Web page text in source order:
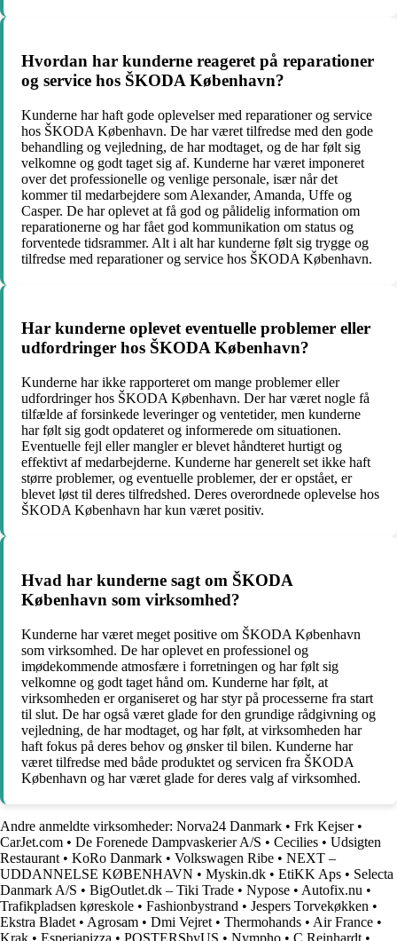
Hvordan har kunderne reageret på reparationer
og service hos ŠKODA København?
Kunderne har haft gode oplevelser med reparationer og service
hos ŠKODA København. De har været tilfredse med den gode
behandling og vejledning, de har modtaget, og de har følt sig
velkomne og godt taget sig af. Kunderne har været imponeret
over det professionelle og venlige personale, især når det
kommer til medarbejdere som Alexander, Amanda, Uffe og
Casper. De har oplevet at få god og pålidelig information om
reparationerne og har fået god kommunikation om status og
forventede tidsrammer. Alt i alt har kunderne følt sig trygge og
tilfredse med reparationer og service hos ŠKODA København.
Har kunderne oplevet eventuelle problemer eller
udfordringer hos ŠKODA København?
Kunderne har ikke rapporteret om mange problemer eller
udfordringer hos ŠKODA København. Der har været nogle få
tilfælde af forsinkede leveringer og ventetider, men kunderne
har følt sig godt opdateret og informerede om situationen.
Eventuelle fejl eller mangler er blevet håndteret hurtigt og
effektivt af medarbejderne. Kunderne har generelt set ikke haft
større problemer, og eventuelle problemer, der er opstået, er
blevet løst til deres tilfredshed. Deres overordnede oplevelse hos
ŠKODA København har kun været positiv.
Hvad har kunderne sagt om ŠKODA
København som virksomhed?
Kunderne har været meget positive om ŠKODA København
som virksomhed. De har oplevet en professionel og
imødekommende atmosfære i forretningen og har følt sig
velkomne og godt taget hånd om. Kunderne har følt, at
virksomheden er organiseret og har styr på processerne fra start
til slut. De har også været glade for den grundige rådgivning og
vejledning, de har modtaget, og har følt, at virksomheden har
haft fokus på deres behov og ønsker til bilen. Kunderne har
været tilfredse med både produktet og servicen fra ŠKODA
København og har været glade for deres valg af virksomhed.
Andre anmeldte virksomheder: Norva24 Danmark • Frk Kejser•
CarJet.com • De Forenede Dampvaskerier A/S • Cecilies • Udsigten
Restaurant • KoRo Danmark • Volkswagen Ribe • NEXT –
UDDANNELSE KØBENHAVN • Myskin.dk • EtiKK Aps • Selecta
Danmark A/S • BigOutlet.dk – Tiki Trade • Nypose • Autofix.nu •
Trafikpladsen køreskole • Fashionbystrand • Jespers Torvekøkken •
Ekstra Bladet • Agrosam • Dmi Vejret • Thermohands • Air France •
Krak • Esperiapizza • POSTERSbyUS • Nympho • C Reinhardt •